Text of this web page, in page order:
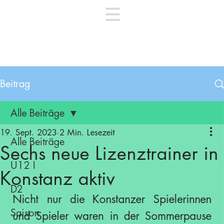
Beitrag
Alle Beiträge
U12 I
D2
Saison
Alle Beiträge
Sechs neue Lizenztrainer in
Konstanz aktiv
19. Sept. 2023 2 Min. Lesezeit
Nicht nur die Konstanzer Spielerinnen
und Spieler waren in der Sommerpause